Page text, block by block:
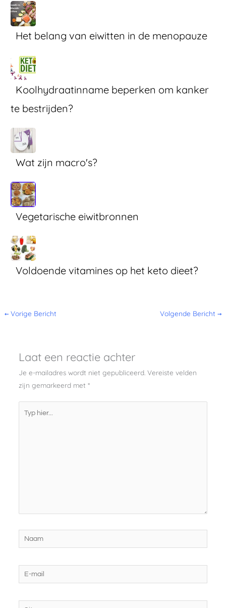
Het belang van eiwitten in de menopauze
Koolhydraatinname beperken om kanker
te bestrijden?
Wat zijn macro's?
Vegetarische eiwitbronnen
Voldoende vitamines op het keto dieet?
← Vorige Bericht Volgende Bericht →
Laat een reactie achter
Je e-mailadres wordt niet gepubliceerd. Vereiste velden
zijn gemarkeerd met *
Naam
mail